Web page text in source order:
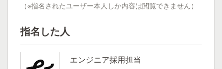
（※指名されたユーザー本人しか内容は閲覧できません）
指名した人
エンジニア採用担当